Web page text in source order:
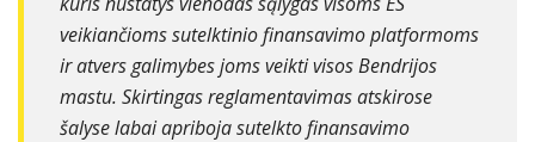
veikiančioms sutelktinio finansavimo platformoms
ir atvers galimybes joms veikti visos Bendrijos
mastu. Skirtingas reglamentavimas atskirose
šalyse labai apriboja sutelkto finansavimo